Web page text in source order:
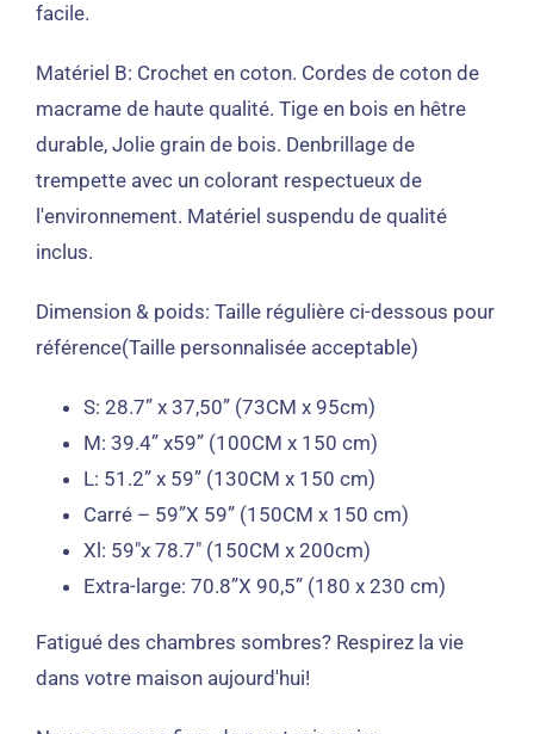
facile.
Matériel B: Crochet en coton. Cordes de coton de
macrame de haute qualité. Tige en bois en hêtre
durable, Jolie grain de bois. Denbrillage de
trempette avec un colorant respectueux de
l'environnement. Matériel suspendu de qualité
inclus.
Dimension & poids: Taille régulière ci-dessous pour
référence(Taille personnalisée acceptable)
S: 28.7” x 37,50” (73CM x 95cm)
M: 39.4” x59” (100CM x 150 cm)
L: 51.2” x 59” (130CM x 150 cm)
Carré – 59”X 59” (150CM x 150 cm)
Xl: 59″x 78.7″ (150CM x 200cm)
Extra-large: 70.8”X 90,5” (180 x 230 cm)
Fatigué des chambres sombres? Respirez la vie
dans votre maison aujourd'hui!